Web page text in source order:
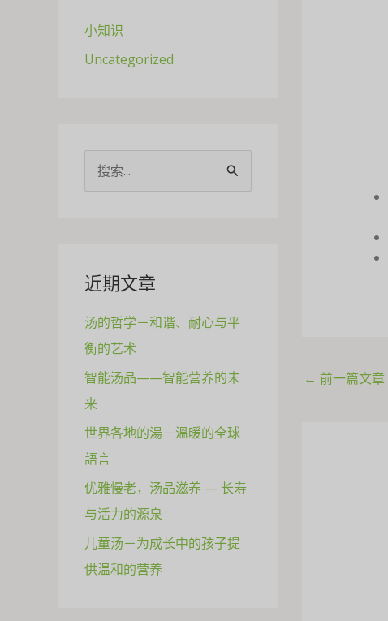
小知识
Uncategorized
近期文章
汤的哲学－和谐、耐心与平
衡的艺术
智能汤品——智能营养的未
来
世界各地的湯－溫暖的全球
語言
优雅慢老，汤品滋养 — 长寿
与活力的源泉
儿童汤－为成长中的孩子提
供温和的营养
← 前一篇文章